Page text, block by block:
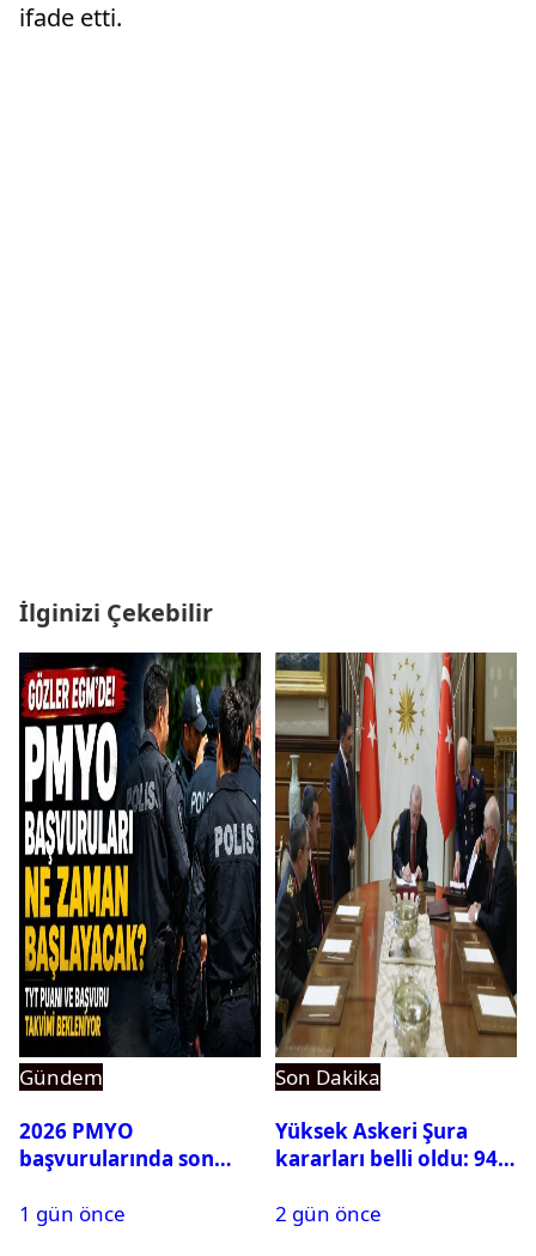
ifade etti.
İlginizi Çekebilir
Gündem
2026 PMYO
başvurularında son
1 gün önce
Son Dakika
Yüksek Askeri Şura
kararları belli oldu: 94
2 gün önce